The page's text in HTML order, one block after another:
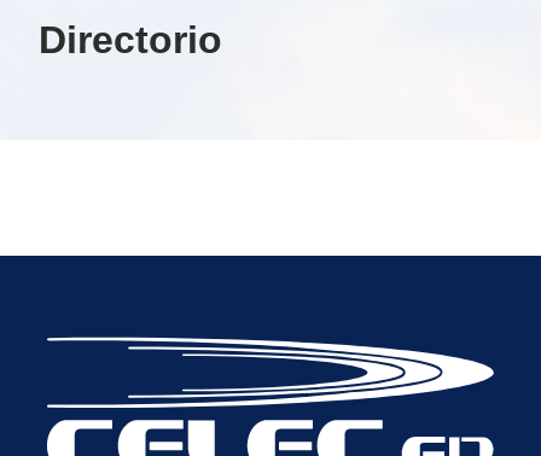
Directorio